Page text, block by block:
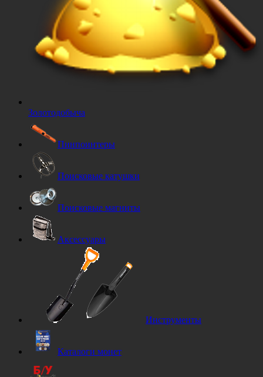
Золотодобыча
Пинпоинтеры
Поисковые катушки
Поисковые магниты
Аксессуары
Инструменты
Каталоги монет